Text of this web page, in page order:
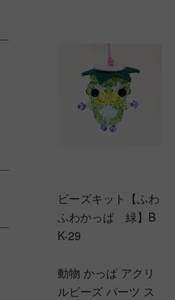
ビーズキット【ふわ
ふわかっぱ 緑】B
K-29
動物 かっぱ アクリ
ルビーズ パーツ ス